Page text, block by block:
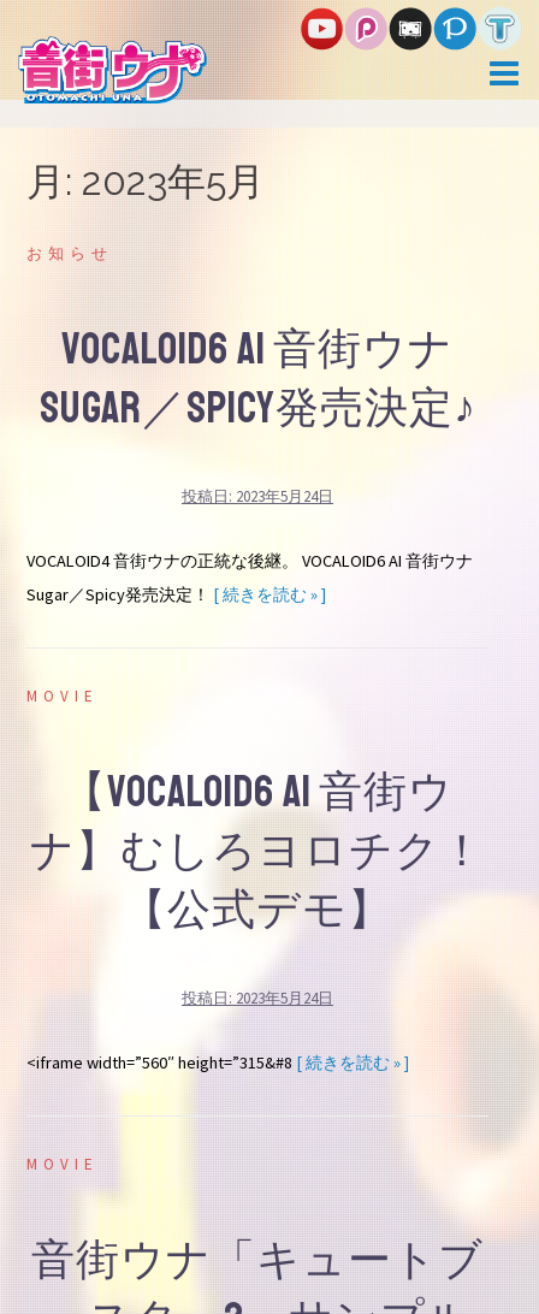
コ
ン
テ
ン
ツ
月: 2023年5月
お知らせ
VOCALOID6 AI 音街ウナ
Sugar／Spicy発売決定♪
投稿日: 2023年5月24日
VOCALOID4 音街ウナの正統な後継。 VOCALOID6 AI 音街ウナ
Sugar／Spicy発売決定！ [ 続きを読む » ]
MOVIE
【VOCALOID6 AI 音街ウ
ナ】むしろヨロチク！
【公式デモ】
投稿日: 2023年5月24日
<iframe width=”560″ height=”315&#8 [ 続きを読む » ]
MOVIE
音街ウナ「キュートブ